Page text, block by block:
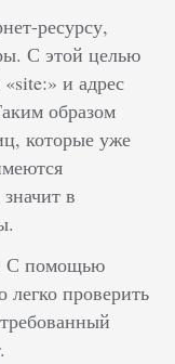
ресурсу,
С этой целью
и адрес
образом
которые уже
в
С помощью
проверить